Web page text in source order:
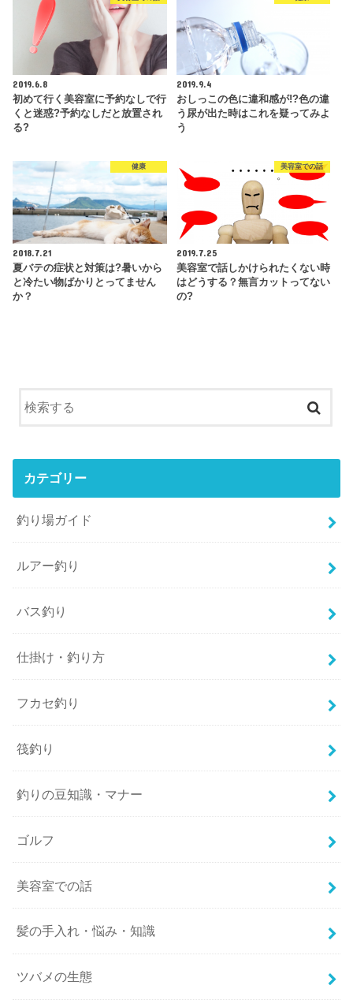
2019.6.8
初めて行く美容室に予約なしで行
くと迷惑?予約なしだと放置され
る?
2019.9.4
おしっこの色に違和感が!?色の違
う尿が出た時はこれを疑ってみよ
う
健康
2018.7.21
夏バテの症状と対策は?暑いから
と冷たい物ばかりとってません
か？
美容室での話
2019.7.25
美容室で話しかけられたくない時
はどうする？無言カットってない
の?
カテゴリー
釣り場ガイド
ルアー釣り
バス釣り
仕掛け・釣り方
フカセ釣り
筏釣り
釣りの豆知識・マナー
ゴルフ
美容室での話
髪の手入れ・悩み・知識
ツバメの生態